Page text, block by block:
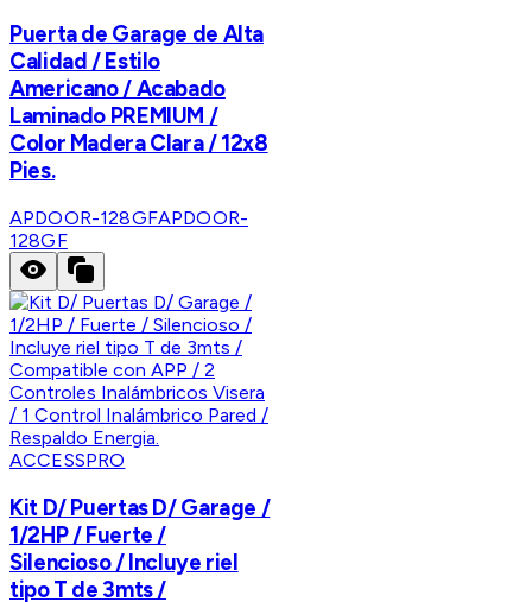
Puerta de Garage de Alta
Calidad / Estilo
Americano / Acabado
Laminado PREMIUM /
Color Madera Clara / 12x8
Pies.
APDOOR-128GFAPDOOR-
128GF
ACCESSPRO
Kit D/ Puertas D/ Garage /
1/2HP / Fuerte /
Silencioso / Incluye riel
tipo T de 3mts /